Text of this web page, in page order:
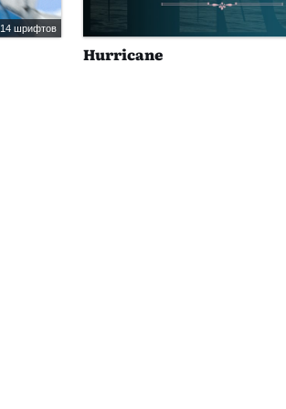
14 шрифтов
Hurricane